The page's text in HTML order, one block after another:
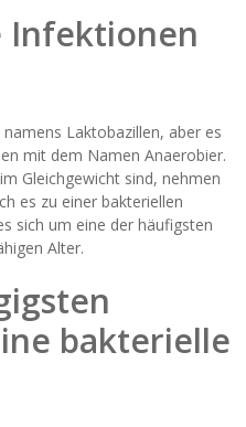
Infektionen
Laktobazillen, aber es
mit dem Namen Anaerobier.
Gleichgewicht sind, nehmen
es zu einer bakteriellen
sich um eine der häufigsten
Alter.
bakterielle